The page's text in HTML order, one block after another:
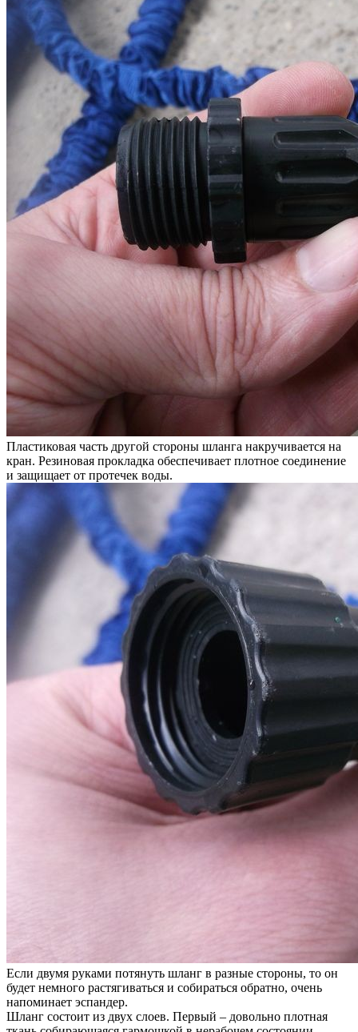
Пластиковая часть другой стороны шланга накручивается на
кран. Резиновая прокладка обеспечивает плотное соединение
и защищает от протечек воды.
Если двумя руками потянуть шланг в разные стороны, то он
будет немного растягиваться и собираться обратно, очень
напоминает эспандер.
Шланг состоит из двух слоев. Первый – довольно плотная